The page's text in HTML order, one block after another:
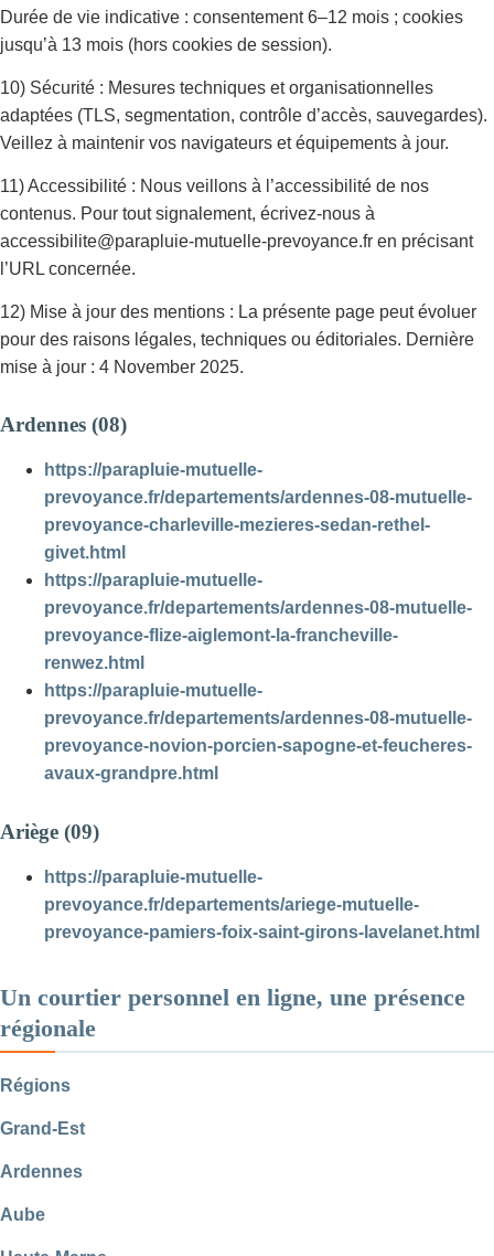
Durée de vie indicative : consentement 6–12 mois ; cookies
jusqu’à 13 mois (hors cookies de session).
10) Sécurité : Mesures techniques et organisationnelles
adaptées (TLS, segmentation, contrôle d’accès, sauvegardes).
Veillez à maintenir vos navigateurs et équipements à jour.
11) Accessibilité : Nous veillons à l’accessibilité de nos
contenus. Pour tout signalement, écrivez-nous à
accessibilite@parapluie-mutuelle-prevoyance.fr en précisant
l’URL concernée.
12) Mise à jour des mentions : La présente page peut évoluer
pour des raisons légales, techniques ou éditoriales. Dernière
mise à jour : 4 November 2025.
Ardennes (08)
https://parapluie-mutuelle-
prevoyance.fr/departements/ardennes-08-mutuelle-
prevoyance-charleville-mezieres-sedan-rethel-
givet.html
https://parapluie-mutuelle-
prevoyance.fr/departements/ardennes-08-mutuelle-
prevoyance-flize-aiglemont-la-francheville-
renwez.html
https://parapluie-mutuelle-
prevoyance.fr/departements/ardennes-08-mutuelle-
prevoyance-novion-porcien-sapogne-et-feucheres-
avaux-grandpre.html
Ariège (09)
https://parapluie-mutuelle-
prevoyance.fr/departements/ariege-mutuelle-
prevoyance-pamiers-foix-saint-girons-lavelanet.html
Un courtier personnel en ligne, une présence
régionale
Régions
Grand-Est
Ardennes
Aube